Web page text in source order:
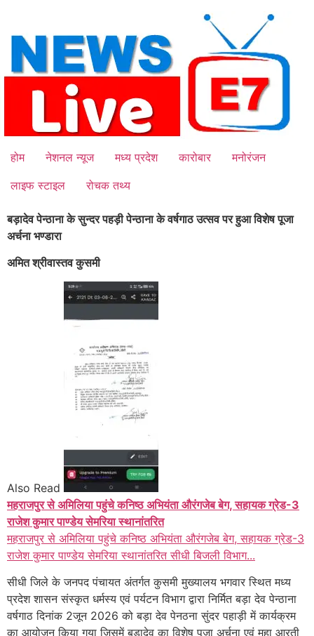
content
होम नेशनल न्यूज मध्य प्रदेश कारोबार
मनोरंजन
लाइफ स्टाइल
रोचक तथ्य
बड़ादेव पेन्ठाना के सुन्दर पहड़ी पेन्ठाना के वर्षगाठ उत्सव पर हुआ विशेष पूजा
अर्चना भण्डारा
अमित श्रीवास्तव कुसमी
Also Read
महराजपुर से अमिलिया पहुंचे कनिष्ठ अभियंता औरंगजेब बेग, सहायक ग्रेड-3
राजेश कुमार पाण्डेय सेमरिया स्थानांतरित
महराजपुर से अमिलिया पहुंचे कनिष्ठ अभियंता औरंगजेब बेग, सहायक ग्रेड-3
राजेश कुमार पाण्डेय सेमरिया स्थानांतरित सीधी बिजली विभाग...
सीधी जिले के जनपद पंचायत अंतर्गत कुसमी मुख्यालय भगवार स्थित मध्य
प्रदेश शासन संस्कृत धर्मस्य एवं पर्यटन विभाग द्वारा निर्मित बड़ा देव पेन्ठाना
वर्षगाठ दिनांक 2जून 2026 को बड़ा देव पेनठना सुंदर पहाड़ी में कार्यक्रम
का आयोजन किया गया जिसमें बड़ादेव का विशेष पूजा अर्चना एवं महा आरती